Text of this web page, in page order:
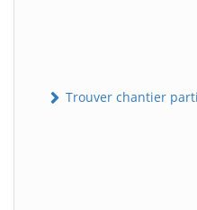
Trouver chantier